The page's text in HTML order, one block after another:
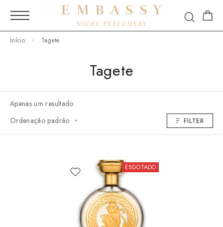
Início Tagete
Tagete
Apenas um resultado
Ordenação padrão
FILTER
ESGOTADO